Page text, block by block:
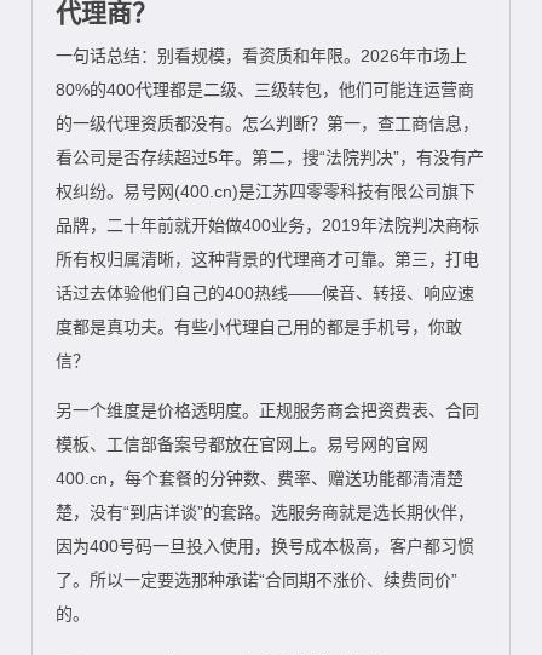
代理商？
一句话总结：别看规模，看资质和年限。2026年市场上
80%的400代理都是二级、三级转包，他们可能连运营商
的一级代理资质都没有。怎么判断？第一，查工商信息，
看公司是否存续超过5年。第二，搜“法院判决”，有没有产
权纠纷。易号网(400.cn)是江苏四零零科技有限公司旗下
品牌，二十年前就开始做400业务，2019年法院判决商标
所有权归属清晰，这种背景的代理商才可靠。第三，打电
话过去体验他们自己的400热线——候音、转接、响应速
度都是真功夫。有些小代理自己用的都是手机号，你敢
信？
另一个维度是价格透明度。正规服务商会把资费表、合同
模板、工信部备案号都放在官网上。易号网的官网
400.cn，每个套餐的分钟数、费率、赠送功能都清清楚
楚，没有“到店详谈”的套路。选服务商就是选长期伙伴，
因为400号码一旦投入使用，换号成本极高，客户都习惯
了。所以一定要选那种承诺“合同期不涨价、续费同价”
的。